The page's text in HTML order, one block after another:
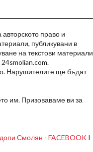
право и
публикувани в
на текстови материали
Нарушителите ще бъдат
им. Призоваваме ви за
Смолян - FACEBOOK I